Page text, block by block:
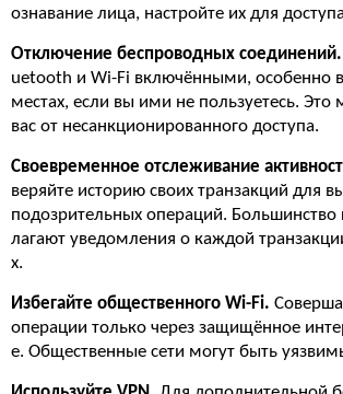
ознавание лица, настройте их для
Отключение беспроводных соединений.
uetooth и Wi-Fi включёнными, особенно
местах, если вы ими не пользуетесь. Это
вас от несанкционированного доступа.
Своевременное отслеживание
веряйте историю своих транзакций для
подозрительных операций.
лагают уведомления о каждой
х.
Избегайте общественного Wi-Fi.
операции только через защищённое
е. Общественные сети могут быть